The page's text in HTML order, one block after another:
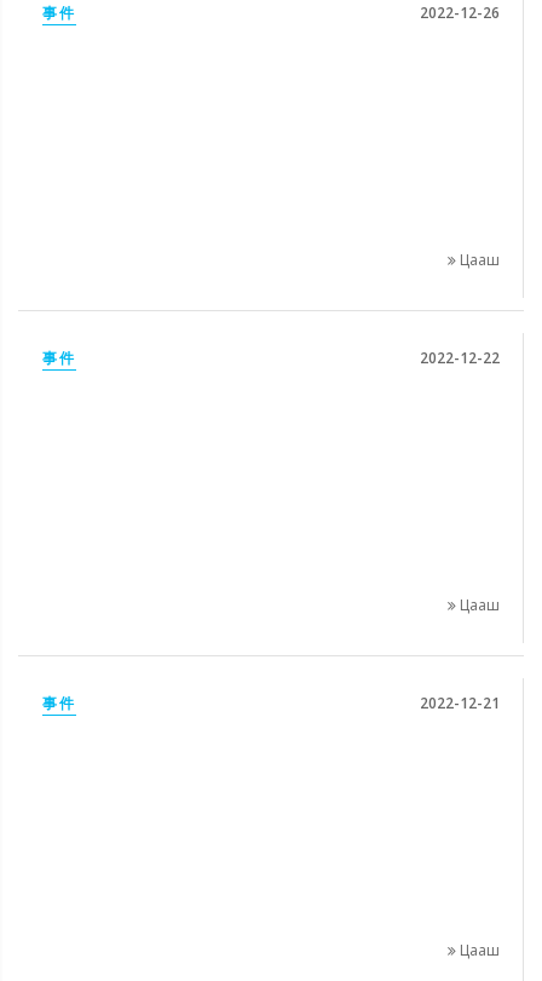
事件 2022-12-26
Цааш
事件 2022-12-22
Цааш
事件 2022-12-21
Цааш